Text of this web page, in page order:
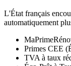
L'État français
automatiquement
Primes CEE
TVA à taux